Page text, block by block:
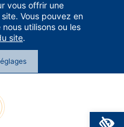
Groupe Vivalto Santé
Entre nous, la vie
vous offrir une
Vous pouvez en
utilisons ou les
site.